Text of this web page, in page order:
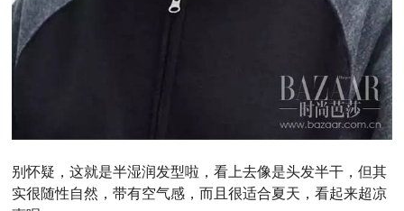
别怀疑，这就是半湿润发型啦，看上去像是头发半干，但其
实很随性自然，带有空气感，而且很适合夏天，看起来超凉